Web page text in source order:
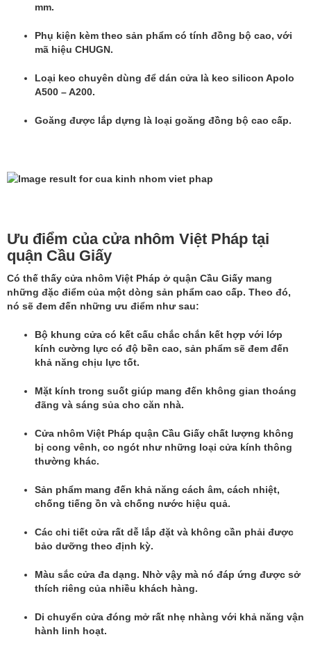
mm.
Phụ kiện kèm theo sản phẩm có tính đồng bộ cao, với
mã hiệu CHUGN.
Loại keo chuyên dùng để dán cửa là keo silicon Apolo
A500 – A200.
Goăng được lắp dựng là loại goăng đồng bộ cao cấp.
Ưu điểm của cửa nhôm Việt Pháp tại
quận Cầu Giấy
Có thế thấy cửa nhôm Việt Pháp ở quận Cầu Giấy mang
những đặc điểm của một dòng sản phẩm cao cấp. Theo đó,
nó sẽ đem đến những ưu điểm như sau:
Bộ khung cửa có kết cấu chắc chắn kết hợp với lớp
kính cường lực có độ bền cao, sản phẩm sẽ đem đến
khả năng chịu lực tốt.
Mặt kính trong suốt giúp mang đến không gian thoáng
đãng và sáng sủa cho căn nhà.
Cửa nhôm Việt Pháp quận Cầu Giấy chất lượng không
bị cong vênh, co ngót như những loại cửa kính thông
thường khác.
Sản phẩm mang đến khả năng cách âm, cách nhiệt,
chống tiếng ồn và chống nước hiệu quả.
Các chi tiết cửa rất dễ lắp đặt và không cần phải được
bảo dưỡng theo định kỳ.
Màu sắc cửa đa dạng. Nhờ vậy mà nó đáp ứng được sở
thích riêng của nhiều khách hàng.
Di chuyển cửa đóng mở rất nhẹ nhàng với khả năng vận
hành linh hoạt.